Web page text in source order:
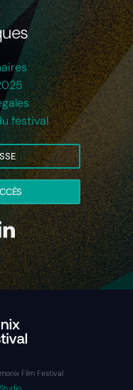
festival
Film Festival